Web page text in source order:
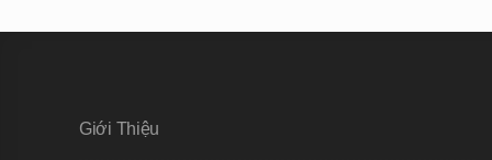
Giới Thiệu